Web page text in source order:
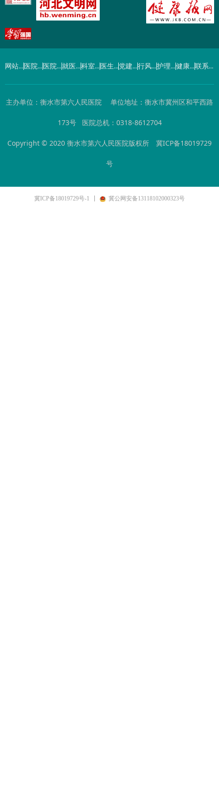
网站首页 医院概况 医院动态 就医指南 科室导航 医生介绍 党建工作 行风建设 护理园地 健康园地 联系我们
主办单位：衡水市第六人民医院 单位地址：衡水市冀州区和平西路
173号 医院总机：0318-8612704
Copyright © 2020 衡水市第六人民医院版权所 冀ICP备18019729
号
冀ICP备18019729号-1 冀公网安备13118102000323号